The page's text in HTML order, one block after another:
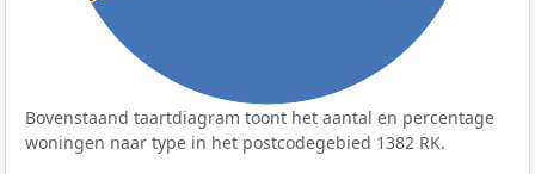
Bovenstaand taartdiagram toont het aantal en percentage
woningen naar type in het postcodegebied 1382 RK.